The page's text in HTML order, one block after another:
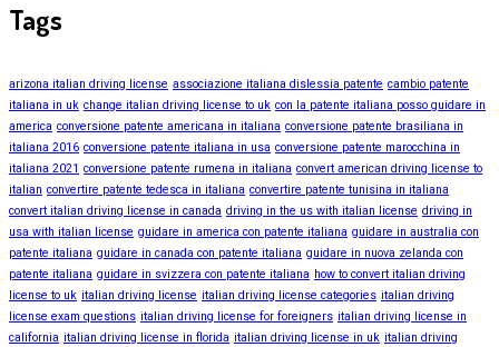
Tags
arizona italian driving license associazione italiana dislessia patente cambio patente
italiana in uk change italian driving license to uk con la patente italiana posso guidare in
america conversione patente americana in italiana conversione patente brasiliana in
italiana 2016 conversione patente italiana in usa conversione patente marocchina in
italiana 2021 conversione patente rumena in italiana convert american driving license to
italian convertire patente tedesca in italiana convertire patente tunisina in italiana
convert italian driving license in canada driving in the us with italian license driving in
usa with italian license guidare in america con patente italiana guidare in australia con
patente italiana guidare in canada con patente italiana guidare in nuova zelanda con
patente italiana guidare in svizzera con patente italiana how to convert italian driving
license to uk italian driving license italian driving license categories italian driving
license exam questions italian driving license for foreigners italian driving license in
california italian driving license in florida italian driving license in uk italian driving